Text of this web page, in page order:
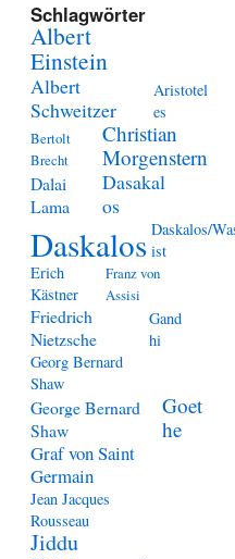
Schlagwörter
Albert
Einstein
Albert
Schweitzer
Aristotel
es
Bertolt
Brecht
Christian
Morgenstern
Dalai
Lama
Dasakal
os
Daskalos Daskalos/
ist
Erich
Kästner
Franz von
Assisi
Friedrich
Nietzsche
Gand
hi
Georg Bernard
Shaw
George Bernard
Shaw
Goet
he
Graf von Saint
Germain
Jean Jacques
Rousseau
Jiddu